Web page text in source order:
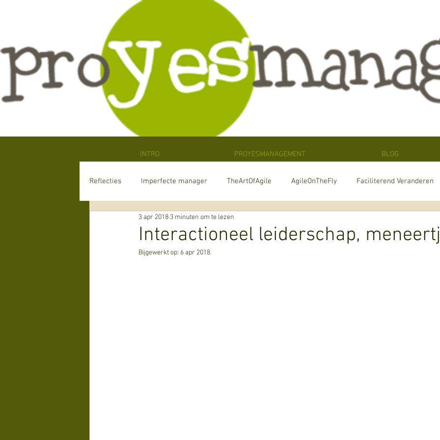
INTRO PROYESMANAGEMENT BLOG
Reflecties Imperfecte manager TheArtOfAgile AgileOnTheFly Faciliterend Veranderen
Interactioneel leiderschap,
3 apr 2018 3 minuten om te lezen
Bijgewerkt op: 6 apr 2018